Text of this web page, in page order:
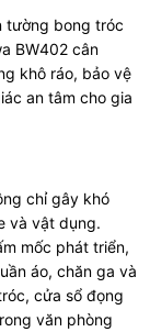
tường bong tróc
BW402 cân
khô ráo, bảo vệ
an tâm cho gia
chỉ gây khó
và vật dụng.
mốc phát triển,
áo, chăn ga và
cửa sổ đọng
văn phòng